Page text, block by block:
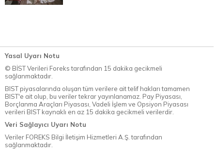
Yasal Uyarı Notu
© BİST Verileri Foreks tarafından 15 dakika gecikmeli
sağlanmaktadır.
BIST piyasalarında oluşan tüm verilere ait telif hakları tamamen
BIST'e ait olup, bu veriler tekrar yayınlanamaz. Pay Piyasası,
Borçlanma Araçları Piyasası, Vadeli İşlem ve Opsiyon Piyasası
verileri BIST kaynaklı en az 15 dakika gecikmeli verilerdir.
Veri Sağlayıcı Uyarı Notu
Veriler FOREKS Bilgi İletişim Hizmetleri A.Ş. tarafından
sağlanmaktadır.